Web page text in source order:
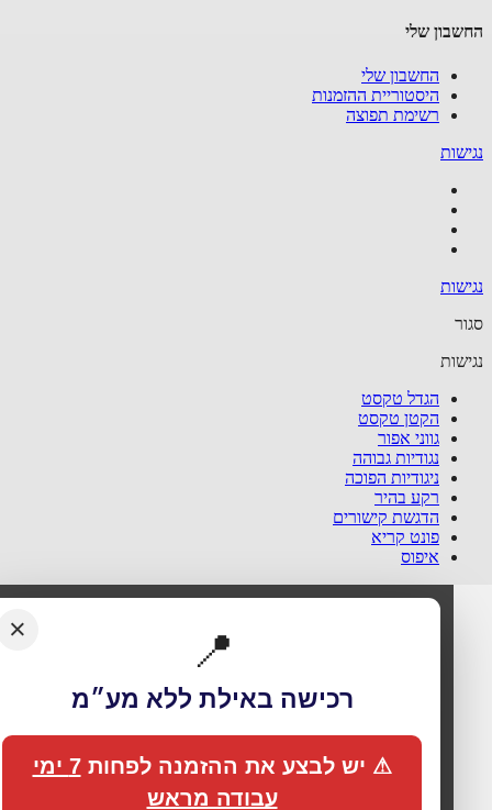
🍪 אנחנו משתמשים בעוגיות כדי לשפר את החוויה
האתר עושה שימוש בעוגיות (Cookies) לתפעול תקין, אנליטיקה,
שלי
החשבון שלי
היסטוריית ההזמנות
רשימת תפוצה
הגדל טקסט
הקטן טקסט
גווני אפור
נגודיות גבוהה
ניגודיות הפוכה
רקע בהיר
הדגשת קישורים
פונט קריא
איפוס
📍
רכישה באילת ללא מע״מ
⚠ יש לבצע את ההזמנה לפחות 7 ימי
עבודה מראש